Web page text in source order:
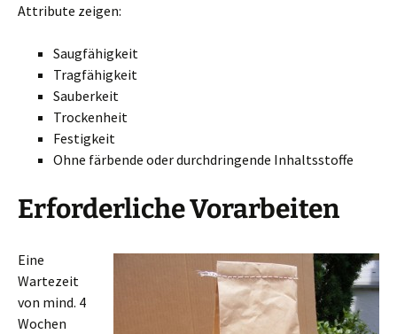
Attribute zeigen:
Saugfähigkeit
Tragfähigkeit
Sauberkeit
Trockenheit
Festigkeit
Ohne färbende oder durchdringende Inhaltsstoffe
Erforderliche Vorarbeiten
Eine
Wartezeit
von mind. 4
Wochen